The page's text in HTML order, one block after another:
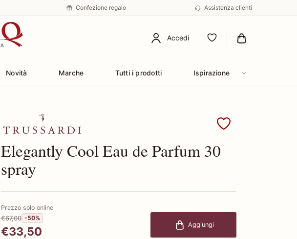
Confezione regalo Assistenza clienti
Accedi
Preferiti
Novità Marche Tutti i prodotti Ispirazione
Scopri i prodotti Trussardi
Elegantly Cool Eau de Parfum 30
spray
Prezzo solo online
€67,00 -50%
€33,50 Aggiungi